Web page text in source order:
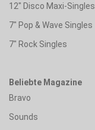
12" Disco Maxi-Singles
7" Pop & Wave Singles
7" Rock Singles
Beliebte Magazine
Bravo
Sounds